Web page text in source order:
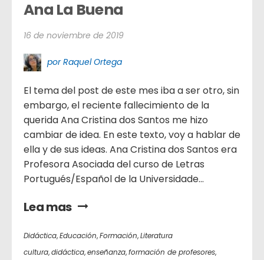
Ana La Buena
16 de noviembre de 2019
por Raquel Ortega
El tema del post de este mes iba a ser otro, sin
embargo, el reciente fallecimiento de la
querida Ana Cristina dos Santos me hizo
cambiar de idea. En este texto, voy a hablar de
ella y de sus ideas. Ana Cristina dos Santos era
Profesora Asociada del curso de Letras
Portugués/Español de la Universidade...
Lea mas
Didáctica,Educación,Formación,Literatura
cultura,didáctica,enseñanza,formación de profesores,